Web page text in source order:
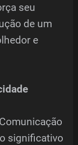
seu
de um
e
significativo